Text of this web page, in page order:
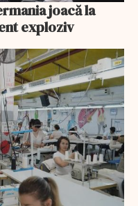
joacă la
exploziv